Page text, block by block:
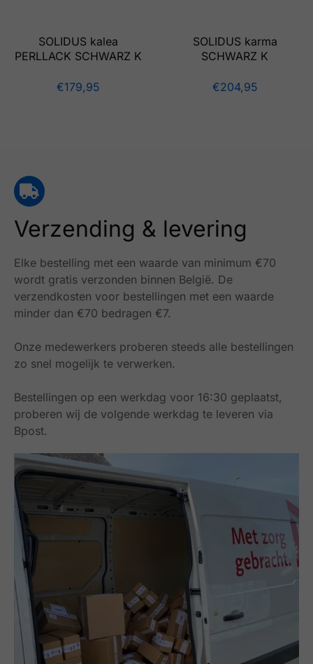
SOLIDUS kalea
PERLLACK SCHWARZ K
€179,95
SOLIDUS karma
SCHWARZ K
€204,95
Verzending & levering
Elke bestelling met een waarde van minimum €70
wordt gratis verzonden binnen België. De
verzendkosten voor bestellingen met een waarde
minder dan €70 bedragen €7.
Onze medewerkers proberen steeds alle bestellingen
zo snel mogelijk te verwerken.
Bestellingen op een werkdag voor 16:30 geplaatst,
proberen wij de volgende werkdag te leveren via
Bpost.